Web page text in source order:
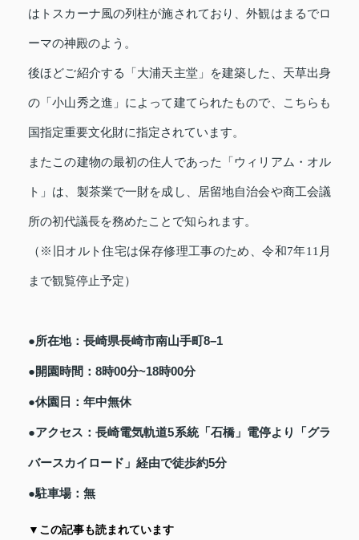
はトスカーナ風の列柱が施されており、外観はまるでロ
ーマの神殿のよう。
後ほどご紹介する「大浦天主堂」を建築した、天草出身
の「小山秀之進」によって建てられたもので、こちらも
国指定重要文化財に指定されています。
またこの建物の最初の住人であった「ウィリアム・オル
ト」は、製茶業で一財を成し、居留地自治会や商工会議
所の初代議長を務めたことで知られます。
（※旧オルト住宅は保存修理工事のため、令和7年11月
まで観覧停止予定）
●所在地：長崎県長崎市南山手町8–1
●開園時間：8時00分~18時00分
●休園日：年中無休
●アクセス：長崎電気軌道5系統「石橋」電停より「グラ
バースカイロード」経由で徒歩約5分
●駐車場：無
▼この記事も読まれています